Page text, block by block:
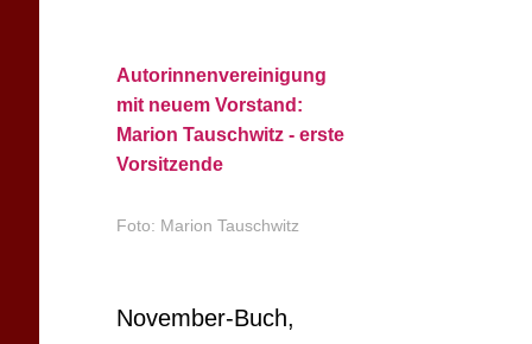
Autorinnenvereinigung
mit neuem Vorstand:
Marion Tauschwitz - erste
Vorsitzende
Foto: Marion Tauschwitz
November-Buch,